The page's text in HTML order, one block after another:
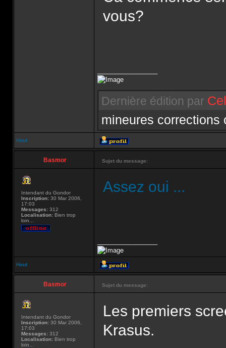
vous?
Dernière édition par
mineures corrections
Haut
Basmor Sujet du message:
Intendant du Gondor
Inscription: 30 Mar 2006,
17:03
Messages: 312
Localisation: Bien trop
loin...
Assez oui ...
Haut
Basmor Sujet du message:
Intendant du Gondor
Inscription: 30 Mar 2006,
17:03
Messages: 312
Localisation: Bien trop
loin...
Les premiers
Krasus.